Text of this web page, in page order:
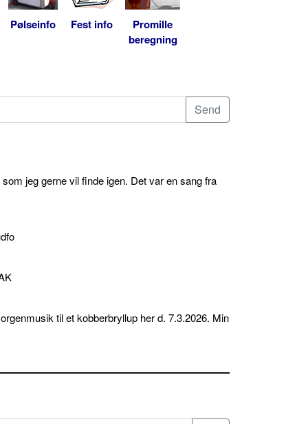
Pølseinfo Fest info
Promille
beregning
jeg gerne vil finde igen. Det var en sang fra
til et kobberbryllup her d. 7.3.2026. Min